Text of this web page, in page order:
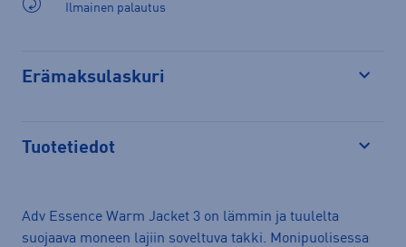
Ilmainen palautus
Erämaksulaskuri
Tuotetiedot
Adv Essence Warm Jacket 3 on lämmin ja tuulelta
suojaava moneen lajiin soveltuva takki. Monipuolisessa